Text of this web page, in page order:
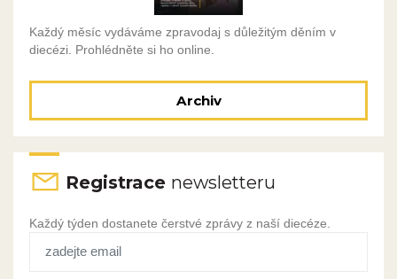
Každý měsíc vydáváme zpravodaj s důležitým děním v
diecézi. Prohlédněte si ho online.
Archiv
Registrace newsletteru
Každý týden dostanete čerstvé zprávy z naší diecéze.